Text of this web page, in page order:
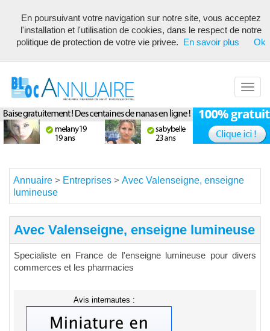
Annuaire référencement pour les webmasters, optimisé seo avec
description unique de votre fiche pour proposer du contenu pertinent
pour les moteurs de recherche ! Optimiser vos fiches
Annuaire > Entreprises > Avec Valenseigne, enseigne
lumineuse
Avec Valenseigne, enseigne lumineuse
Specialiste en France de l'enseigne lumineuse pour divers
commerces et les pharmacies
Avis internautes :
En poursuivant votre navigation sur notre site, vous acceptez
l'installation et l'utilisation de cookies, dans le respect de notre
politique de protection de votre vie privee.
En savoir plus Ok